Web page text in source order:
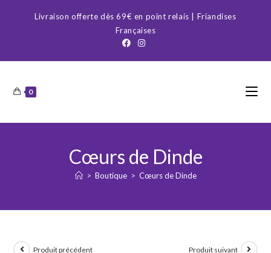
Livraison offerte dès 69€ en point relais | Friandises
Françaises
0
Cœurs de Dinde
> Boutique > Cœurs de Dinde
Produit précédent Produit suivant